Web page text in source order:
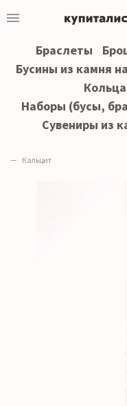
Браслеты
Бусины из камня
Наборы (бусы,
Сувениры из
Кальцит